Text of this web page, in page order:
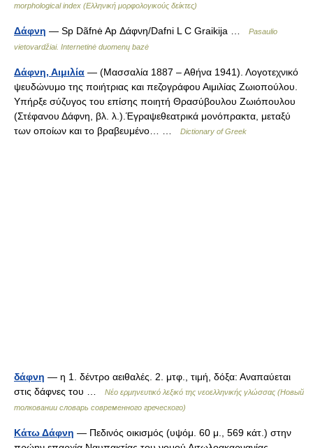
morphological index (Ελληνική μορφολογικούς δείκτες)
Δάφνη — Sp Dãfnė Ap Δάφνη/Dafni L C Graikija …
Pasaulio
vietovardžiai. Internetinė duomenų bazė
Δάφνη, Αιμιλία — (Μασσαλία 1887 – Αθήνα 1941). Λογοτεχνικό
ψευδώνυμο της ποιήτριας και πεζογράφου Αιμιλίας Ζωιοπούλου.
Υπήρξε σύζυγος του επίσης ποιητή Θρασύβουλου Ζωιόπουλου
(Στέφανου Δάφνη, βλ. λ.).Έγραψεθεατρικά μονόπρακτα, μεταξύ
των οποίων και το βραβευμένο… …
Dictionary of Greek
δάφνη — η 1. δέντρο αειθαλές. 2. μτφ., τιμή, δόξα: Αναπαύεται
στις δάφνες του …
Νέο ερμηνευτικό λεξικό της νεοελληνικής γλώσσας (Новый
толковании словарь современного греческого)
Κάτω Δάφνη — Πεδινός οικισμός (υψόμ. 60 μ., 569 κάτ.) στην